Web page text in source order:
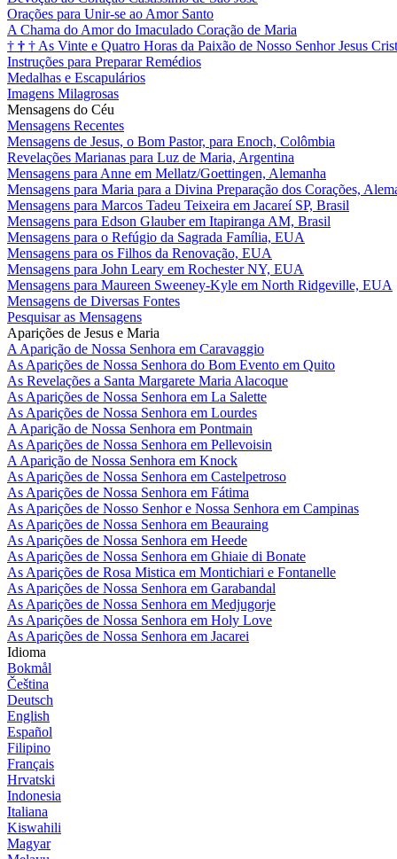
Orações para Unir-se ao Amor Santo
A Chama do Amor do Imaculado Coração de Maria
† † † As Vinte e Quatro Horas da Paixão de Nosso Senhor Jesus
Instruções para Preparar Remédios
Medalhas e Escapulários
Imagens Milagrosas
Mensagens do Céu
Mensagens Recentes
Mensagens de Jesus, o Bom Pastor, para Enoch, Colômbia
Revelações Marianas para Luz de Maria, Argentina
Mensagens para Anne em Mellatz/Goettingen, Alemanha
Mensagens para Maria para a Divina Preparação dos Corações,
Mensagens para Marcos Tadeu Teixeira em Jacareí SP, Brasil
Mensagens para Edson Glauber em Itapiranga AM, Brasil
Mensagens para o Refúgio da Sagrada Família, EUA
Mensagens para os Filhos da Renovação, EUA
Mensagens para John Leary em Rochester NY, EUA
Mensagens para Maureen Sweeney-Kyle em North Ridgeville, EUA
Mensagens de Diversas Fontes
Pesquisar as Mensagens
Aparições de Jesus e Maria
A Aparição de Nossa Senhora em Caravaggio
As Aparições de Nossa Senhora do Bom Evento em Quito
As Revelações a Santa Margarete Maria Alacoque
As Aparições de Nossa Senhora em La Salette
As Aparições de Nossa Senhora em Lourdes
A Aparição de Nossa Senhora em Pontmain
As Aparições de Nossa Senhora em Pellevoisin
A Aparição de Nossa Senhora em Knock
As Aparições de Nossa Senhora em Castelpetroso
As Aparições de Nossa Senhora em Fátima
As Aparições de Nosso Senhor e Nossa Senhora em Campinas
As Aparições de Nossa Senhora em Beauraing
As Aparições de Nossa Senhora em Heede
As Aparições de Nossa Senhora em Ghiaie di Bonate
As Aparições de Rosa Mistica em Montichiari e Fontanelle
As Aparições de Nossa Senhora em Garabandal
As Aparições de Nossa Senhora em Medjugorje
As Aparições de Nossa Senhora em Holy Love
As Aparições de Nossa Senhora em Jacarei
Idioma
Bokmål
Čeština
Deutsch
English
Español
Filipino
Français
Hrvatski
Indonesia
Italiana
Kiswahili
Magyar